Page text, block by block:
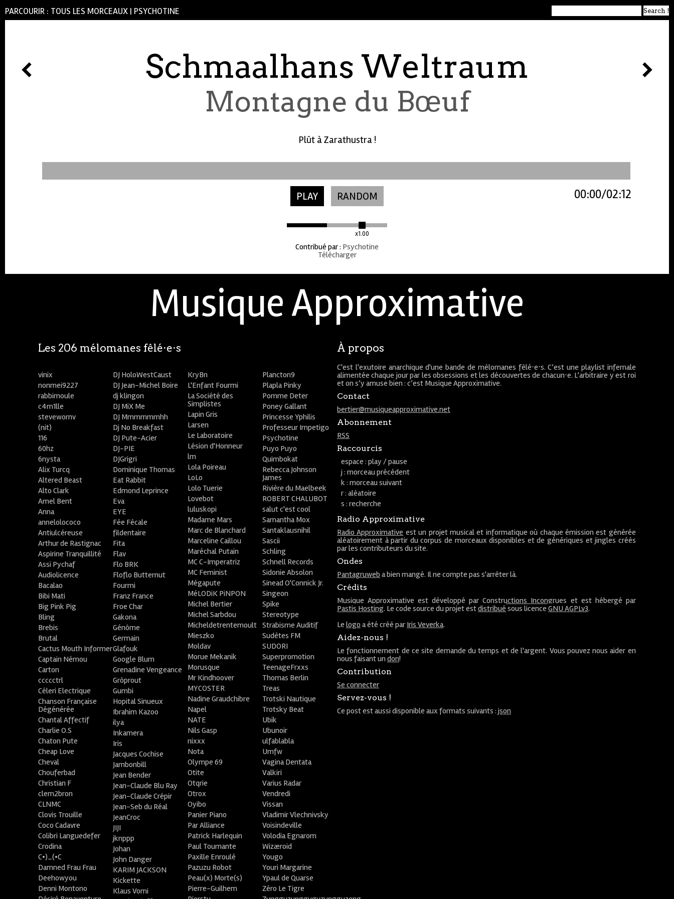
PARCOURIR : TOUS LES MORCEAUX | PSYCHOTINE
Schmaalhans Weltraum
Montagne du Bœuf
Plût à Zarathustra !
PLAY RANDOM
x1.00
02:12
00:00
Contribué par: Psychotine
Télécharger
Musique Approximative
À propos
C'est l'exutoire anarchique d'une bande de mélomanes fêlé⋅e⋅s. C’est une playlist infernale
alimentée chaque jour par les obsessions et les découvertes de chacun⋅e. L’arbitraire y est roi
et on s’y amuse bien : c’est Musique Approximative.
Contact
bertier@musiqueapproximative.net
Abonnement
RSS
Raccourcis
espace : play / pause
j : morceau précédent
k : morceau suivant
r : aléatoire
s : recherche
Radio Approximative
Radio Approximative est un projet musical et informatique où chaque émission est générée
aléatoirement à partir du corpus de morceaux disponibles et de génériques et jingles créés
par les contributeurs du site.
Ondes
Pantagruweb a bien mangé. Il ne compte pas s'arrêter là.
Crédits
Musique Approximative est développé parConstructions Incongrues et est hébergé par
Pastis Hosting. Le code source du projet estdistribué sous licence GNU AGPLv3.
Le logo a été créé par Iris Veverka.
Aidez-nous !
Le fonctionnement de ce site demande du temps et de l'argent. Vous pouvez nous aider en
nous faisant undon!
Contribution
Se connecter
Servez-vous !
Ce post est aussi disponible aux formats suivants : json
Les 206 mélomanes fêlé⋅e⋅s
vinix
nonmei9227
rabbimoule
c4m1lle
stevewornv
(nit)
116
60hz
6nysta
Alix Turcq
Altered Beast
Alto Clark
Amel Bent
Anna
annelolococo
Antiulcéreuse
Arthur de Rastignac
Aspirine Tranquillité
Assi Pychaf
Audiolicence
Bacalao
Bibi Mati
Big Pink Pig
Bling
Brebis
Brutal
Cactus Mouth Informer
Captain Némou
Carton
ccccctrl
Céleri Electrique
Chanson Française
Dégénérée
Chantal Affectif
Charlie O.S
Chaton Pute
Cheap Love
Cheval
Chouferbad
Christian F
clem2bron
CLNMC
Clovis Trouille
Coco Cadavre
Colibri Languedefer
Crodina
C•)_(•C
Damned Frau Frau
Deehowyou
Denni Montono
DJ HoloWestCaust
DJ Jean-Michel Boire
dj klingon
DJ MiX Me
DJ Mmmmmmhh
Dj No Breakfast
DJ Pute-Acier
DJ-PIE
DJGrigri
Dominique Thomas
Eat Rabbit
Edmond Leprince
Eva
EYE
Fée Fécale
fildentaire
Fita
Flav
Flo BRK
Floflo Butternut
Fourmi
Franz France
Froe Char
Gakona
Génôme
Germain
Glafouk
Google Blum
Grenadine Vengeance
Grôprout
Gumbi
Hopital Sinueux
Ibrahim Kazoo
ilya
Inkamera
Iris
Jacques Cochise
Jambonbill
Jean Bender
Jean-Claude Blu Ray
Jean-Claude Crépir
Jean-Seb du Réal
JeanCroc
JIJI
jknppp
Johan
John Danger
KARIM JACKSON
Kickette
Klaus Vomi
KryBn
L'Enfant Fourmi
La Société des
Simplistes
Lapin Gris
Larsen
Le Laboratoire
Lésion d'Honneur
lm
Lola Poireau
LoLo
Lolo Tuerie
Lovebot
luluskopi
Madame Mars
Marc de Blanchard
Marceline Caillou
Maréchal Putain
MC C-Imperatriz
MC Feminist
Mégapute
MéLODiK PiNPON
Michel Bertier
Michel Sarbdou
Micheldetrentemoult
Mieszko
Moldav
Morue Mekanik
Morusque
Mr Kindhoover
MYCOSTER
Nadine Graudchibre
Napel
NATE
Nils Gasp
nixxx
Nota
Olympe 69
Otite
Otqrie
Otrox
Oyibo
Panier Piano
Par Alliance
Patrick Harlequin
Paul Tournante
Paxille Enroulé
Pazuzu Robot
Peau(x) Morte(s)
Pierre-Guilhem
Plancton9
Plapla Pinky
Pomme Deter
Poney Gallant
Princesse Yphilis
Professeur Impetigo
Psychotine
Puyo Puyo
Quimbokat
Rebecca Johnson
James
Rivière du Maelbeek
ROBERT CHALUBOT
salut c'est cool
Samantha Mox
Santaklausnihil
Sascii
Schling
Schnell Records
Sidonie Absolon
Sinead O'Connick Jr.
Singeon
Spike
Stereotype
Strabisme Auditif
Sudètes FM
SUDORI
Superpromotion
TeenageFrxxs
Thomas Berlin
Treas
Trotski Nautique
Trotsky Beat
Ubik
Ubunoir
ulfablabla
Umfw
Vagina Dentata
Valkiri
Varius Radar
Vendredi
Vissan
Vladimir Vlechnivsky
Voisindeville
Volodia Egnarom
Wizæroid
Yougo
Youri Margarine
Ypaul de Quarse
Zéro Le Tigre